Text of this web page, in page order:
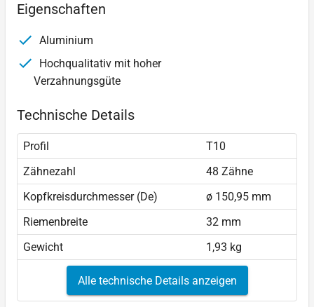
Eigenschaften
Aluminium
Hochqualitativ mit hoher
Verzahnungsgüte
Technische Details
Profil
T10
Zähnezahl
48 Zähne
Kopfkreisdurchmesser (De)
ø 150,95 mm
Riemenbreite
32 mm
Gewicht
1,93 kg
Alle technische Details anzeigen